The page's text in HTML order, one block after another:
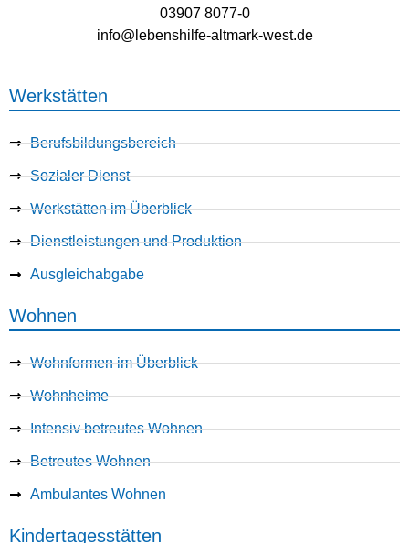
03907 8077-0
info@lebenshilfe-altmark-west.de
Werkstätten
Berufsbildungsbereich
Sozialer Dienst
Werkstätten im Überblick
Dienstleistungen und Produktion
Ausgleichabgabe
Wohnen
Wohnformen im Überblick
Wohnheime
Intensiv betreutes Wohnen
Betreutes Wohnen
Ambulantes Wohnen
Kindertagesstätten